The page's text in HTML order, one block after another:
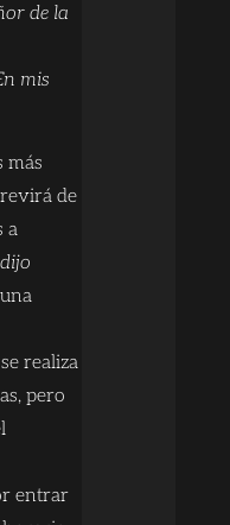
de la
mis
más
de
a
realiza
pero
entrar